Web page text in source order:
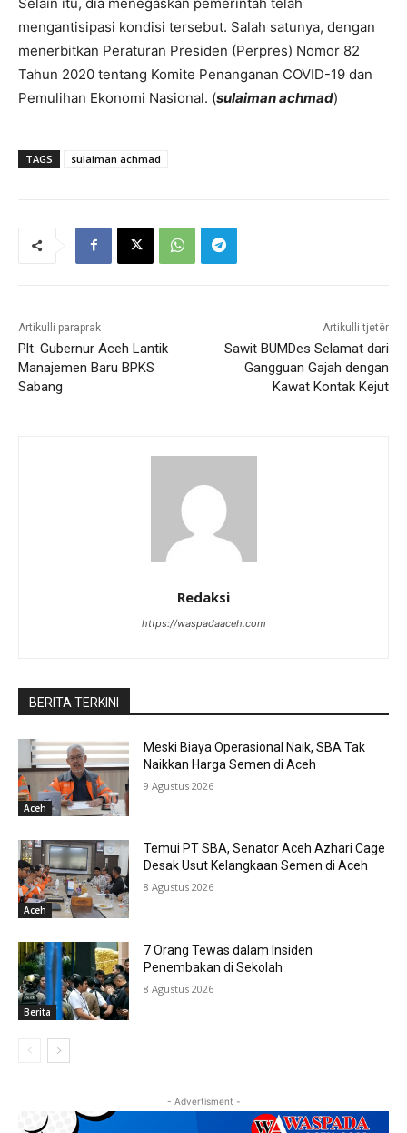
mengantisipasi kondisi tersebut. Salah satunya, dengan
menerbitkan Peraturan Presiden (Perpres) Nomor 82
Tahun 2020 tentang Komite Penanganan COVID-19 dan
Pemulihan Ekonomi Nasional. (sulaiman achmad)
TAGS sulaiman achmad
Artikulli paraprak
Plt. Gubernur Aceh Lantik
Manajemen Baru BPKS
Sabang
Artikulli tjetër
Sawit BUMDes Selamat dari
Gangguan Gajah dengan
Kawat Kontak Kejut
Redaksi
https://waspadaaceh.com
BERITA TERKINI
Aceh
Meski Biaya Operasional Naik, SBA Tak
Naikkan Harga Semen di Aceh
9 Agustus 2026
Aceh
Temui PT SBA, Senator Aceh Azhari Cage
Desak Usut Kelangkaan Semen di Aceh
8 Agustus 2026
Berita
7 Orang Tewas dalam Insiden
Penembakan di Sekolah
8 Agustus 2026
- Advertisment -